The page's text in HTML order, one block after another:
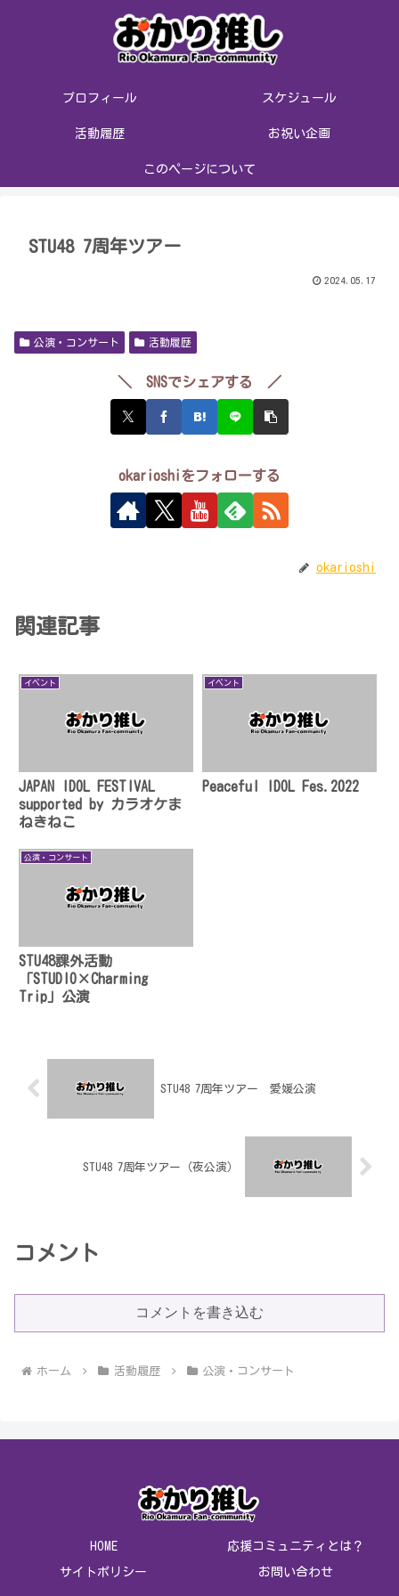
プロフィール スケジュール
活動履歴 お祝い企画
このページについて
STU48 7周年ツアー
2024.05.17
公演・コンサート 活動履歴
＼ SNSでシェアする ／
okarioshiをフォローする
okarioshi
関連記事
イベント
JAPAN IDOL FESTIVAL
supported by カラオケま
ねきねこ
イベント
Peaceful IDOL Fes.2022
公演・コンサート
STU48課外活動
「STUDIO×Charming
Trip」公演
STU48 7周年ツアー 愛媛公演
STU48 7周年ツアー（夜公演）
コメント
コメントを書き込む
ホーム 活動履歴 公演・コンサート
HOME 応援コミュニティとは？
サイトポリシー お問い合わせ